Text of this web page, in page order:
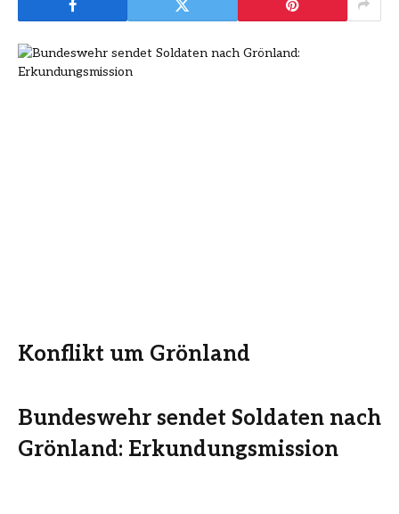
Konflikt um Grönland
Bundeswehr sendet Soldaten nach
Grönland: Erkundungsmission